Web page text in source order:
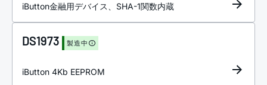
iButton金融用デバイス、SHA-1関数内蔵
DS1973 製造中
iButton 4Kb EEPROM